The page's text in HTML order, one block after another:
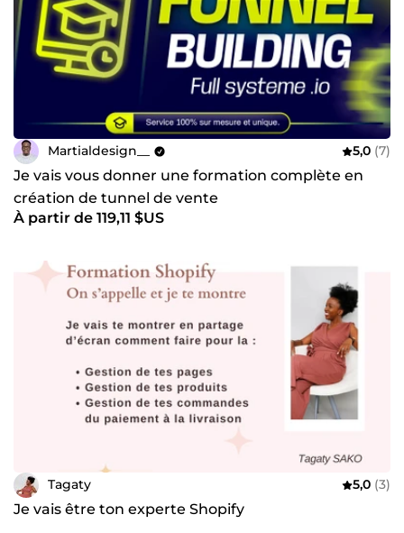
Martialdesign__ 5,0 (7)
Je vais vous donner une formation complète en
création de tunnel de vente
À partir de 119,11 $US
Tagaty 5,0 (3)
Je vais être ton experte Shopify